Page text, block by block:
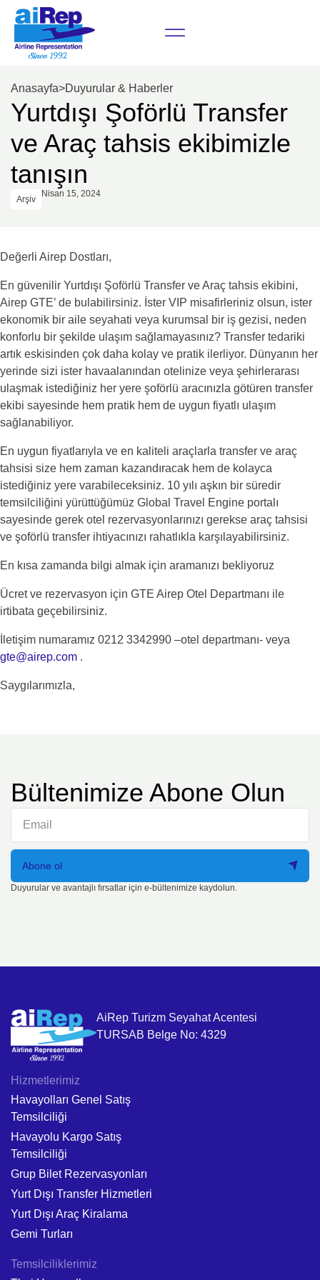
Anasayfa>Duyurular & Haberler
Yurtdışı Şoförlü Transfer
ve Araç tahsis ekibimizle
tanışın
Arşiv
Nisan 15, 2024
Değerli Airep Dostları,
En güvenilir Yurtdışı Şoförlü Transfer ve Araç tahsis ekibini,
Airep GTE’ de bulabilirsiniz. İster VIP misafirleriniz olsun, ister
ekonomik bir aile seyahati veya kurumsal bir iş gezisi, neden
konforlu bir şekilde ulaşım sağlamayasınız? Transfer tedariki
artık eskisinden çok daha kolay ve pratik ilerliyor. Dünyanın her
yerinde sizi ister havaalanından otelinize veya şehirlerarası
ulaşmak istediğiniz her yere şoförlü aracınızla götüren transfer
ekibi sayesinde hem pratik hem de uygun fiyatlı ulaşım
sağlanabiliyor.
En uygun fiyatlarıyla ve en kaliteli araçlarla transfer ve araç
tahsisi size hem zaman kazandıracak hem de kolayca
istediğiniz yere varabileceksiniz. 10 yılı aşkın bir süredir
temsilciliğini yürüttüğümüz Global Travel Engine portalı
sayesinde gerek otel rezervasyonlarınızı gerekse araç tahsisi
ve şoförlü transfer ihtiyacınızı rahatlıkla karşılayabilirsiniz.
En kısa zamanda bilgi almak için aramanızı bekliyoruz
Ücret ve rezervasyon için GTE Airep Otel Departmanı ile
irtibata geçebilirsiniz.
İletişim numaramız 0212 3342990 –otel departmanı- veya
gte@airep.com .
Saygılarımızla,
Bültenimize Abone Olun
Abone ol
Duyurular ve avantajlı fırsatlar için e-bültenimize kaydolun.
AiRep Turizm Seyahat Acentesi
TURSAB Belge No: 4329
Hizmetlerimiz
Havayolları Genel Satış
Temsilciliği
Havayolu Kargo Satış
Temsilciliği
Grup Bilet Rezervasyonları
Yurt Dışı Transfer Hizmetleri
Yurt Dışı Araç Kiralama
Gemi Turları
Temsilciliklerimiz